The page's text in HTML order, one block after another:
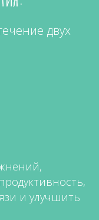
двух
и улучшить